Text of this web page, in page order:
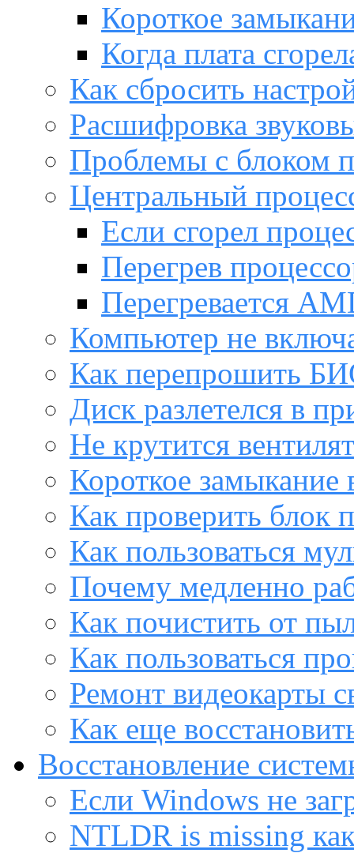
Короткое
Когда плата
Как сбросить
Расшифровка
Проблемы с блоком
Центральный
Если сгорел
Перегрев
Перегревается
Компьютер не
Как перепрошить
Диск разлетелся в
Не крутится
Короткое замыкание
Как проверить блок
Как пользоваться
Почему медленно
Как почистить от
Как пользоваться
Ремонт видеокарты
Как еще
Восстановление
Если Windows не
NTLDR is missing